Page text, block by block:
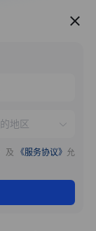
服务推荐
及 《服务协议》 允